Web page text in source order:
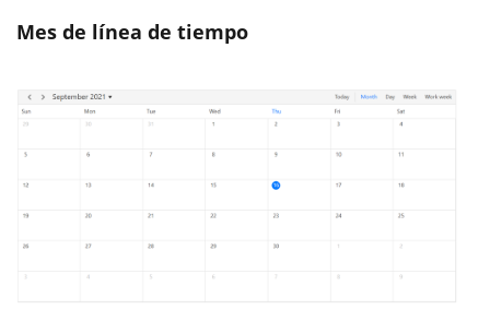
Mes de línea de tiempo